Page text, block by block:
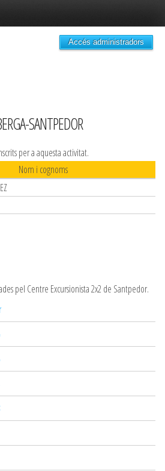
Accés administradors
SANTPEDOR
per a aquesta activitat.
Nom i cognoms
pel Centre Excursionista 2x2 de Santpedor.